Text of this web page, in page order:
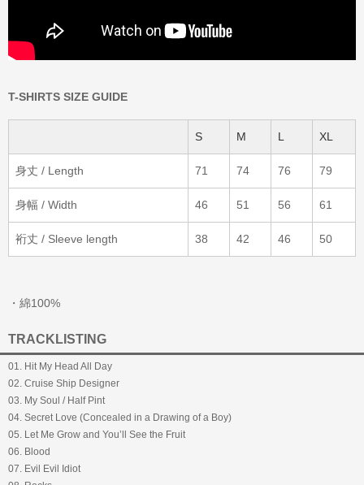
T-SHIRTS SIZE GUIDE
S M L XL
身丈 / Length 71 74 76 79
身幅 / Width 46 51 56 61
裄丈 / Sleeve length 38 42 46 50
・綿100%
TRACKLISTING
01. Hit My Head All Day
02. Cruise Ship Designer
03. My Soul / Half Pint
04. Secret Love (Concealed in a Drawing of a Boy)
05. Let Me Grow and You’ll See the Fruit
06. Blood
07. Evil Evil Idiot